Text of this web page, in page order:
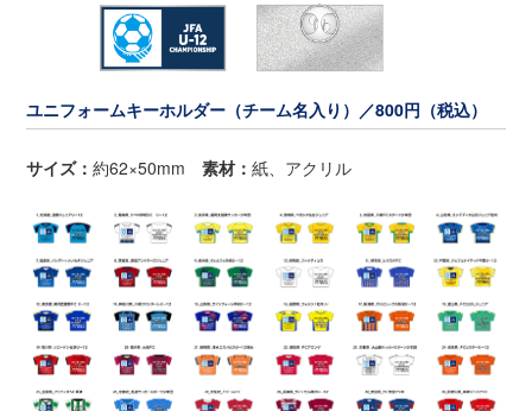
ユニフォームキーホルダー（チーム名入り）／800円（税込）
サイズ：約62×50mm素材：紙、アクリル